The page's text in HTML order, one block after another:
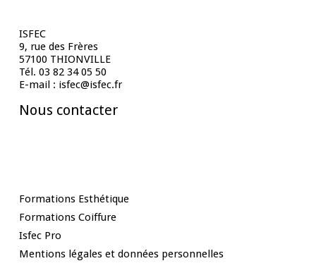
ISFEC
9, rue des Frères
57100 THIONVILLE
Tél. 03 82 34 05 50
E-mail : isfec@isfec.fr
Nous contacter
Formations Esthétique
Formations Coiffure
Isfec Pro
Mentions légales et données personnelles